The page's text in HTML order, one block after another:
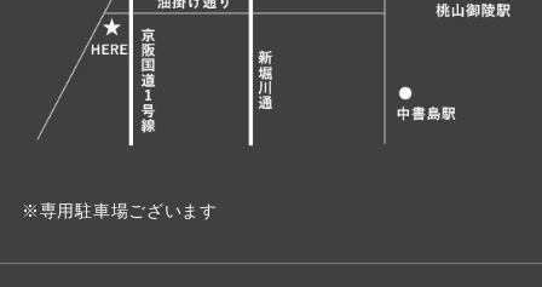
※専用駐車場ございます